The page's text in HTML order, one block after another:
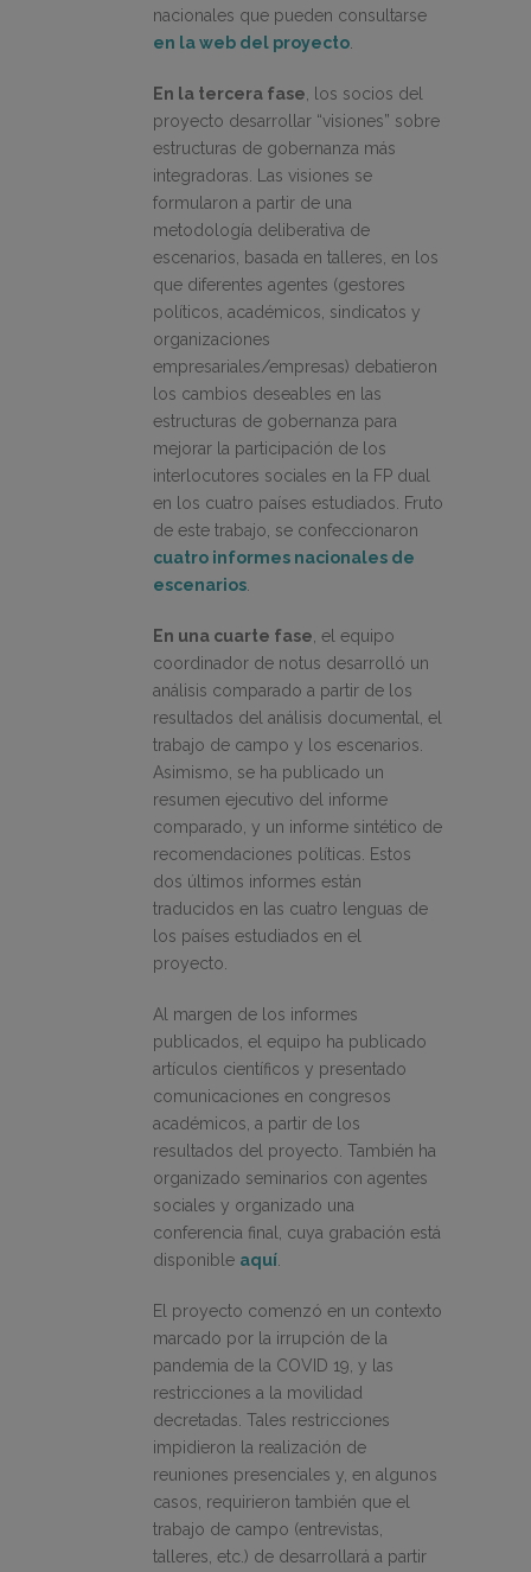
nacionales que pueden consultarse
en la web del proyecto.
En la tercera fase, los socios del
proyecto desarrollar “visiones” sobre
estructuras de gobernanza más
integradoras. Las visiones se
formularon a partir de una
metodología deliberativa de
escenarios, basada en talleres, en los
que diferentes agentes (gestores
políticos, académicos, sindicatos y
organizaciones
empresariales/empresas) debatieron
los cambios deseables en las
estructuras de gobernanza para
mejorar la participación de los
interlocutores sociales en la FP dual
en los cuatro países estudiados. Fruto
de este trabajo, se confeccionaron
cuatro informes nacionales de
escenarios.
En una cuarte fase, el equipo
coordinador de notus desarrolló un
análisis comparado a partir de los
resultados del análisis documental, el
trabajo de campo y los escenarios.
Asimismo, se ha publicado un
resumen ejecutivo del informe
comparado, y un informe sintético de
recomendaciones políticas. Estos
dos últimos informes están
traducidos en las cuatro lenguas de
los países estudiados en el
proyecto.
Al margen de los informes
publicados, el equipo ha publicado
artículos científicos y presentado
comunicaciones en congresos
académicos, a partir de los
resultados del proyecto. También ha
organizado seminarios con agentes
sociales y organizado una
conferencia final, cuya grabación está
disponible aquí.
El proyecto comenzó en un contexto
marcado por la irrupción de la
pandemia de la COVID 19, y las
restricciones a la movilidad
decretadas. Tales restricciones
impidieron la realización de
reuniones presenciales y, en algunos
casos, requirieron también que el
trabajo de campo (entrevistas,
talleres, etc.) de desarrollará a partir